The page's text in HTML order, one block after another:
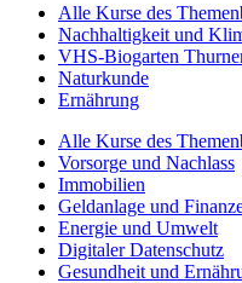
Alle Kurse des
Nachhaltigkeit und
VHS-Biogarten
Naturkunde
Ernährung
Alle Kurse des
Vorsorge und Nachlass
Immobilien
Geldanlage und
Energie und Umwelt
Digitaler Datenschutz
Gesundheit und